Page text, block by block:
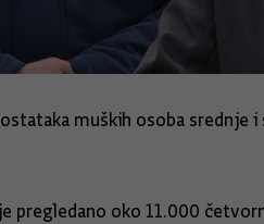
muških osoba srednje
pregledano oko 11.000